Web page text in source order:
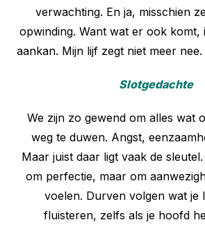
verwachting. En ja, misschien
opwinding. Want wat er ook komt,
aankan. Mijn lijf zegt niet meer
Slotgedachte
We zijn zo gewend om alles wat
weg te duwen. Angst,
Maar juist daar ligt vaak de
om perfectie, maar om
voelen. Durven volgen wat je
fluisteren, zelfs als je hoofd